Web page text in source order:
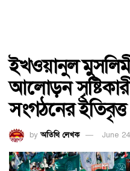
ইখওয়ানুল
আলোড়ন
সংগঠনের ইতিবৃত্ত
by অতিথি লেখক June